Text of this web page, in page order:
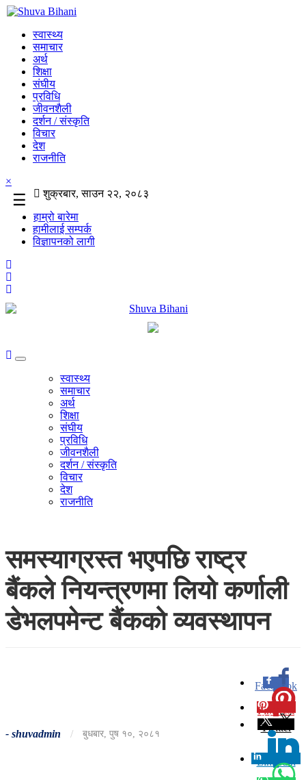
स्वास्थ्य
समाचार
अर्थ
शिक्षा
संघीय
प्रविधि
जीवनशैली
दर्शन / संस्कृति
विचार
देश
राजनीति
×
☰
शुक्रबार, साउन २२, २०८३
हाम्रो बारेमा
हामीलाई सम्पर्क
विज्ञापनको लागी
स्वास्थ्य
समाचार
अर्थ
शिक्षा
संघीय
प्रविधि
जीवनशैली
दर्शन / संस्कृति
विचार
देश
राजनीति
समस्याग्रस्त भएपछि राष्ट्र
बैंकले नियन्त्रणमा लियो कर्णाली
डेभलपमेन्ट बैंकको व्यवस्थापन
- shuvadmin / बुधबार, पुष १०, २०८१
Facebook
0
Pinterest
Twitter
Linkedin
0